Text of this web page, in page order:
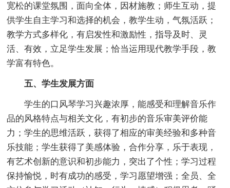
宽松的课堂氛围，面向全体，因材施教；师生互动，提
供学生自主学习和选择的机会，教学生动，气氛活跃；
教学方式多样化，有启发性和激励性，指导及时、灵
活、有效，立足学生发展；恰当运用现代教学手段，教
学富有特色。
五、学生发展方面
学生的口风琴学习兴趣浓厚，能感受和理解音乐作
品的风格特点与相关文化，有初步的音乐审美评价能
力；学生的思维活跃，获得了相应的审美经验和多种音
乐技能；学生获得了美感体验，合作分享，乐于表现，
有艺术创新的意识和初步能力，突出了个性；学习过程
保持愉悦，时有成功的感受，学习愿望增强；全员、全